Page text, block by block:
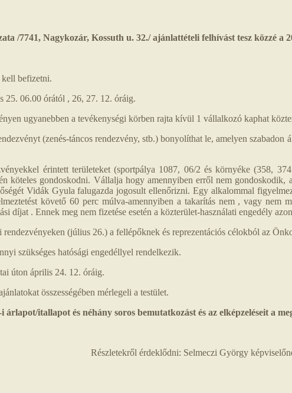
/7741, Nagykozár, Kossuth u. 32./ ajánlattételi felhívást tesz közzé
befizetni.
25. 06.00 órától , 26, 27. 12. óráig.
ugyanebben a tevékenységi körben rajta kívül 1 vállalkozó kaphat
(zenés-táncos rendezvény, stb.) bonyolíthat le, amelyen
érintett területeket (sportpálya 1087, 06/2 és környéke (358,
köteles gondoskodni. Vállalja hogy amennyiben erről nem gondoskodik,
Vidák Gyula falugazda jogosult ellenőrizni. Egy alkalommal
követő 60 perc múlva-amennyiben a takarítás nem , vagy nem
díjat . Ennek meg nem fizetése esetén a közterület-használati engedély
(július 26.) a fellépőknek és reprezentációs célokból az
szükséges hatósági engedéllyel rendelkezik.
úton április 24. 12. óráig.
összességében mérlegeli a testület.
itallapot és néhány soros bemutatkozást és az elképzeléseit a
Részletekről érdeklődni: Selmeczi György